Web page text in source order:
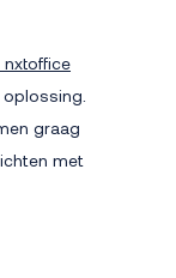
graag
met